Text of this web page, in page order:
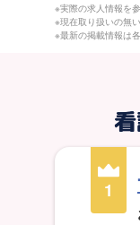
※実際の求人情報を
※現在取り扱いの無
※最新の掲載情報は
1